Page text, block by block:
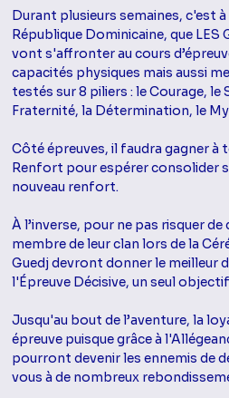
Durant plusieurs semaines, c'est à
République Dominicaine, que LES
vont s'affronter au cours
capacités physiques mais aussi
testés sur 8 piliers : le Courage, le
Fraternité, la Détermination, le
Côté épreuves, il faudra gagner à
Renfort pour espérer consolider
nouveau renfort.
À l’inverse, pour ne pas risquer de
membre de leur clan lors de la
Guedj devront donner le meilleur
l'Épreuve Décisive, un seul
Jusqu'au bout de l’aventure, la
épreuve puisque grâce à
pourront devenir les ennemis de
vous à de nombreux